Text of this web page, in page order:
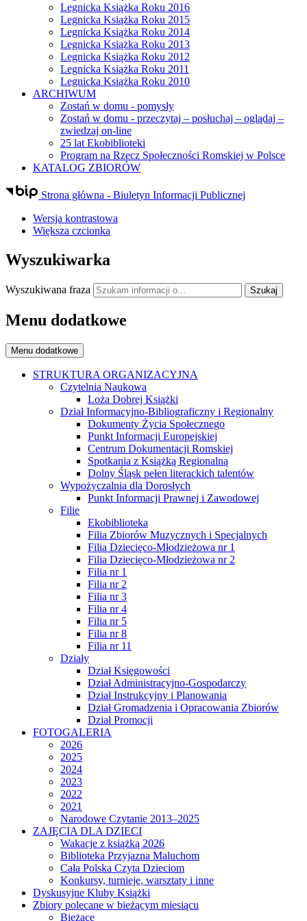
Legnicka Książka Roku 2016
Legnicka Książka Roku 2015
Legnicka Książka Roku 2014
Legnicka Książka Roku 2013
Legnicka Książka Roku 2012
Legnicka Książka Roku 2011
Legnicka Książka Roku 2010
ARCHIWUM
Zostań w domu - pomysły
Zostań w domu - przeczytaj – posłuchaj – oglądaj –
zwiedzaj on-line
25 lat Ekobiblioteki
Program na Rzecz Społeczności Romskiej w Polsce
KATALOG ZBIORÓW
Strona główna - Biuletyn Informacji Publicznej
Wersja kontrastowa
Większa czcionka
Wyszukiwarka
Wyszukiwana fraza Szukaj
Menu dodatkowe
Menu dodatkowe
STRUKTURA ORGANIZACYJNA
Czytelnia Naukowa
Loża Dobrej Książki
Dział Informacyjno-Bibliograficzny i Regionalny
Dokumenty Życia Społecznego
Punkt Informacji Europejskiej
Centrum Dokumentacji Romskiej
Spotkania z Książką Regionalną
Dolny Śląsk pełen literackich talentów
Wypożyczalnia dla Dorosłych
Punkt Informacji Prawnej i Zawodowej
Filie
Ekobiblioteka
Filia Zbiorów Muzycznych i Specjalnych
Filia Dziecięco-Młodzieżowa nr 1
Filia Dziecięco-Młodzieżowa nr 2
Filia nr 1
Filia nr 2
Filia nr 3
Filia nr 4
Filia nr 5
Filia nr 8
Filia nr 11
Działy
Dział Księgowości
Dział Administracyjno-Gospodarczy
Dział Instrukcyjny i Planowania
Dział Gromadzenia i Opracowania Zbiorów
Dział Promocji
FOTOGALERIA
2026
2025
2024
2023
2022
2021
Narodowe Czytanie 2013–2025
ZAJĘCIA DLA DZIECI
Wakacje z książką 2026
Biblioteka Przyjazna Maluchom
Cała Polska Czyta Dzieciom
Konkursy, turnieje, warsztaty i inne
Dyskusyjne Kluby Książki
Zbiory polecane w bieżącym miesiącu
Bieżące